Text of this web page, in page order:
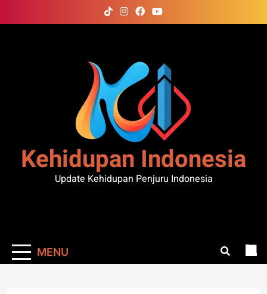
to
Kehidupan Indonesia
Update Kehidupan Penjuru Indonesia
MENU